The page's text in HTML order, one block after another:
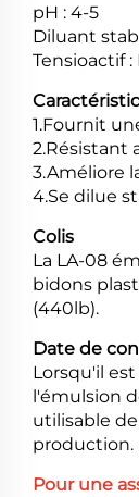
pH : 4-5
Diluant
Tensioactif
1.Fournit
2.Résistant
3.Améliore
4.Se dilue
Colis
La LA-08
bidons
(440lb).
Date de
Lorsqu'il
l'émulsion
utilisable
production.
Pour une